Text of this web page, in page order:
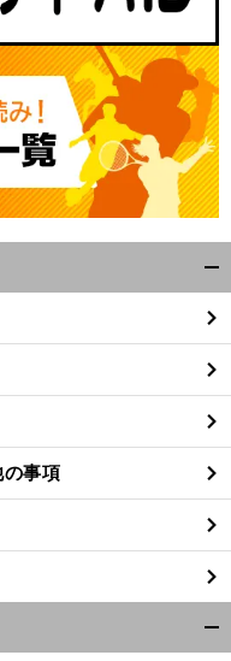
閉
る
事項